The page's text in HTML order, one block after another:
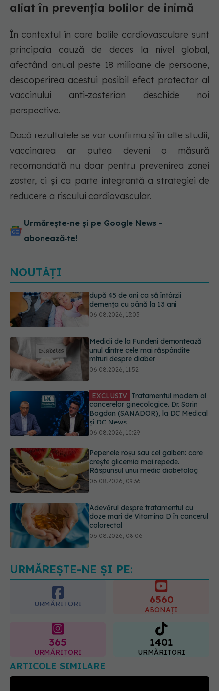
aliat în prevenția bolilor de inimă
În contextul în care bolile cardiovasculare sunt
principala cauză de deces la nivel global,
afectând anual peste 18 milioane de persoane,
descoperirea acestui posibil efect protector al
vaccinului anti-zosterian deschide noi
perspective.
Dacă rezultatele se vor confirma și în alte studii,
vaccinarea ar putea deveni o măsură
recomandată nu doar pentru prevenirea zonei
zoster, ci și ca parte integrantă a strategiei de
reducere a riscului cardiovascular.
Urmărește-ne și pe Google News -
abonează‑te!
NOUTĂȚI
Medicii de la Fundeni demontează
unul dintre cele mai răspândite
EXCLUSIV Tratamentul modern al
cancerelor ginecologice. Dr. Sorin
06.08.2026, 10:29
Pepenele roșu sau cel galben: care
crește glicemia mai repede.
Răspunsul unui medic diabetolog
Adevărul despre tratamentul cu
doze mari de Vitamina D în cancerul
Trei lucruri pe care trebuie să le faci
după 45 de ani ca să întârzii
URMĂREȘTE-NE ȘI PE:
URMĂRITORI 6560
ABONAȚI
365
URMĂRITORI
1401
URMĂRITORI
ARTICOLE SIMILARE